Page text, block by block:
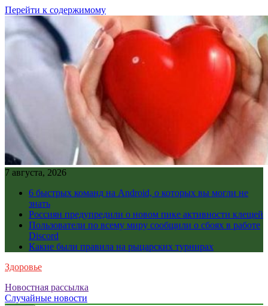
Перейти к содержимому
7 августа, 2026
6 быстрых команд на Android, о которых вы могли не
знать
Россиян предупредили о новом пике активности клещей
Пользователи по всему миру сообщили о сбоях в работе
Discord
Какие были правила на рыцарских турнирах
Здоровье
Новостная рассылка
Случайные новости